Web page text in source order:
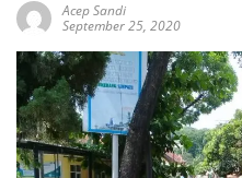
Acep Sandi
September 25, 2020